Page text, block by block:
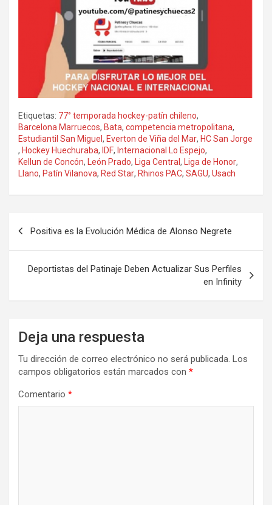
Etiquetas: 77° temporada hockey-patín chileno,
Barcelona Marruecos, Bata, competencia metropolitana,
Estudiantil San Miguel , Everton de Viña del Mar, HC San Jorge
, Hockey Huechuraba, IDF, Internacional Lo Espejo,
Kellun de Concón, León Prado, Liga Central , Liga de Honor,
Llano, Patín Vilanova, Red Star, Rhinos PAC, SAGU, Usach
entradas
Positiva es la Evolución Médica de Alonso Negrete
Deportistas del Patinaje Deben Actualizar Sus Perfiles
en Infinity
Deja una respuesta
Tu dirección de correo electrónico no será publicada. Los
campos obligatorios están marcados con *
Comentario *